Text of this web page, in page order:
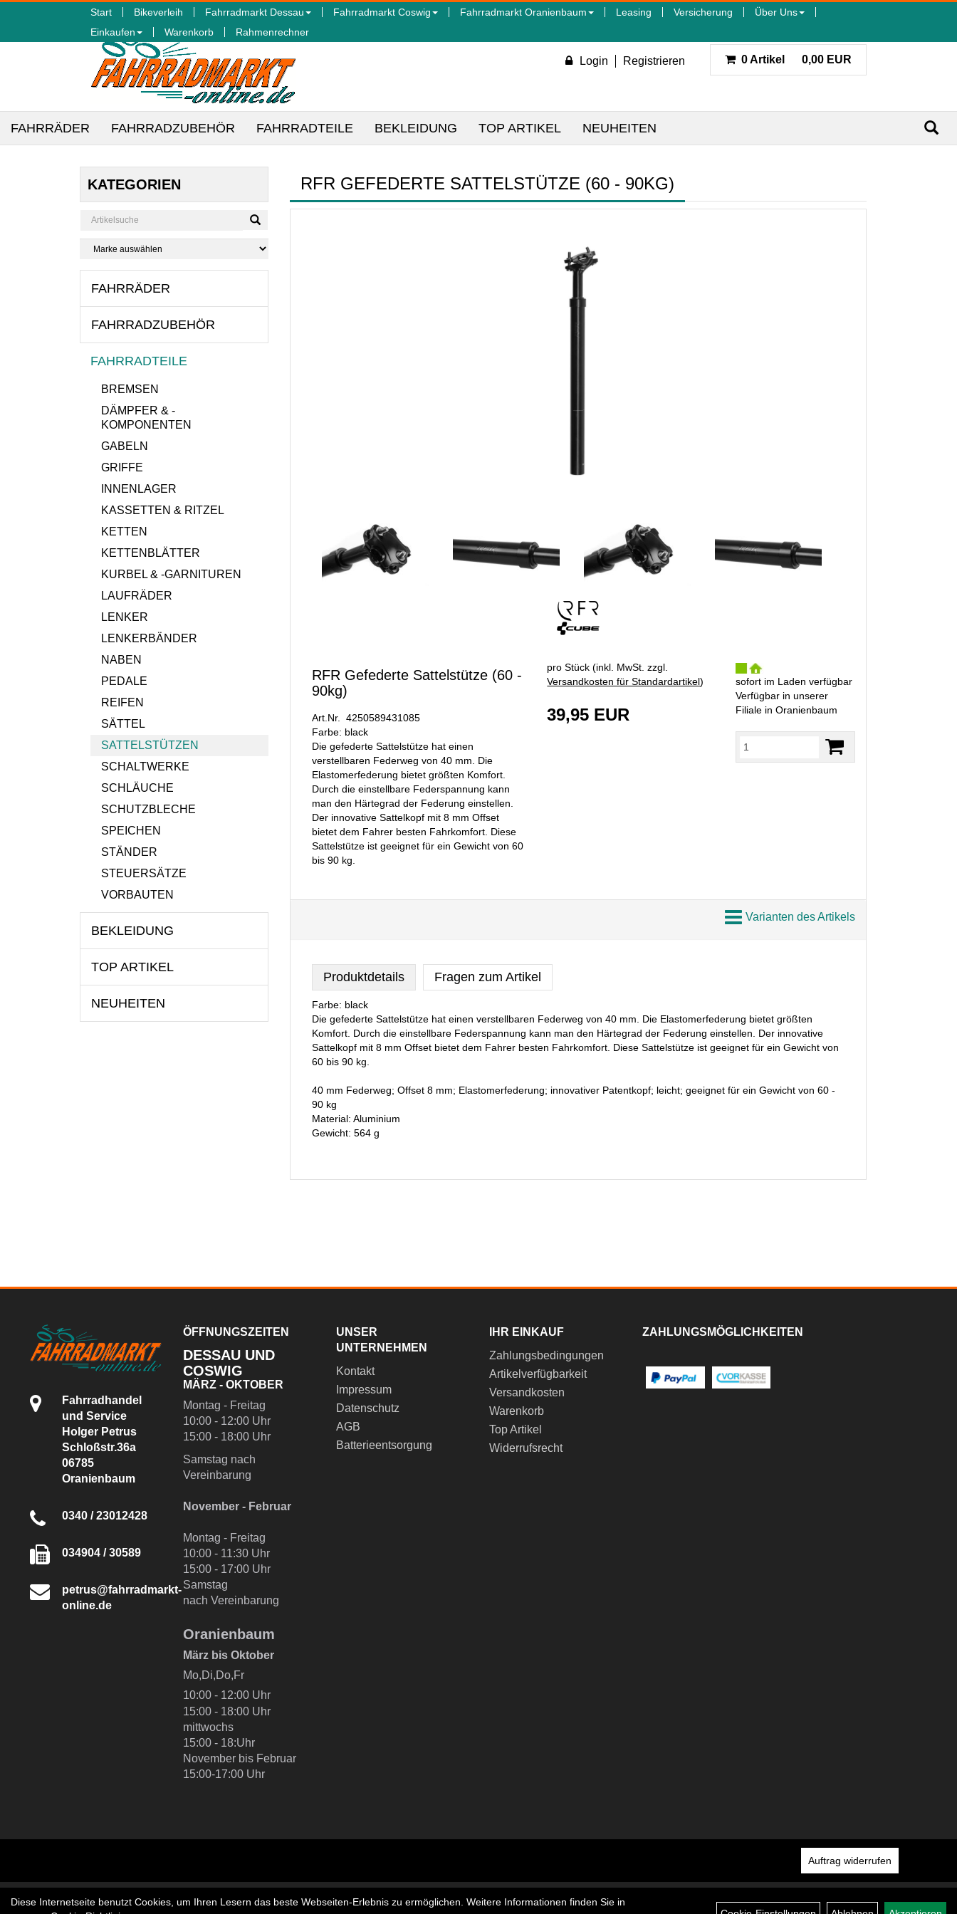
Start Bikeverleih Fahrradmarkt Dessau Fahrradmarkt Coswig Fahrradmarkt Oranienbaum Leasing Versicherung
Über Uns
Einkaufen
Warenkorb Rahmenrechner
Login Registrieren 0 Artikel 0,00 EUR
FAHRRÄDER FAHRRADZUBEHÖR FAHRRADTEILE BEKLEIDUNG TOP ARTIKEL NEUHEITEN
KATEGORIEN
FAHRRÄDER
FAHRRADZUBEHÖR
FAHRRADTEILE
BREMSEN
DÄMPFER & -
KOMPONENTEN
GABELN
GRIFFE
INNENLAGER
KASSETTEN & RITZEL
KETTEN
KETTENBLÄTTER
KURBEL & -GARNITUREN
LAUFRÄDER
LENKER
LENKERBÄNDER
NABEN
PEDALE
REIFEN
SÄTTEL
SATTELSTÜTZEN
SCHALTWERKE
SCHLÄUCHE
SCHUTZBLECHE
SPEICHEN
STÄNDER
STEUERSÄTZE
VORBAUTEN
BEKLEIDUNG
TOP ARTIKEL
NEUHEITEN
RFR GEFEDERTE SATTELSTÜTZE (60 - 90KG)
RFR Gefederte Sattelstütze (60 -
90kg)
Art.Nr. 4250589431085
Farbe: black
Die gefederte Sattelstütze hat einen
verstellbaren Federweg von 40 mm. Die
Elastomerfederung bietet größten Komfort.
Durch die einstellbare Federspannung kann
man den Härtegrad der Federung einstellen.
Der innovative Sattelkopf mit 8 mm Offset
bietet dem Fahrer besten Fahrkomfort. Diese
Sattelstütze ist geeignet für ein Gewicht von 60
bis 90 kg.
pro Stück (inkl. MwSt. zzgl.
Versandkosten für Standardartikel)
39,95 EUR
sofort im Laden verfügbar
Verfügbar in unserer
Filiale in Oranienbaum
Varianten des Artikels
Produktdetails Fragen zum Artikel
Farbe: black
Die gefederte Sattelstütze hat einen verstellbaren Federweg von 40 mm. Die Elastomerfederung bietet größten
Komfort. Durch die einstellbare Federspannung kann man den Härtegrad der Federung einstellen. Der innovative
Sattelkopf mit 8 mm Offset bietet dem Fahrer besten Fahrkomfort. Diese Sattelstütze ist geeignet für ein Gewicht von
60 bis 90 kg.
40 mm Federweg; Offset 8 mm; Elastomerfederung; innovativer Patentkopf; leicht; geeignet für ein Gewicht von 60 -
90 kg
Material: Aluminium
Gewicht: 564 g
Fahrradhandel
und Service
Holger Petrus
Schloßstr.36a
06785
Oranienbaum
0340 / 23012428
034904 / 30589
petrus@fahrradmarkt-
online.de
ÖFFNUNGSZEITEN
DESSAU UND
COSWIG
MÄRZ - OKTOBER
Montag - Freitag
10:00 - 12:00 Uhr
15:00 - 18:00 Uhr
Samstag nach
Vereinbarung
November - Februar
Montag - Freitag
10:00 - 11:30 Uhr
15:00 - 17:00 Uhr
Samstag
nach Vereinbarung
Oranienbaum
März bis Oktober
Mo,Di,Do,Fr
10:00 - 12:00 Uhr
15:00 - 18:00 Uhr
mittwochs
15:00 - 18:Uhr
November bis Februar
15:00-17:00 Uhr
UNSER
UNTERNEHMEN
Kontakt
Impressum
Datenschutz
AGB
Batterieentsorgung
IHR EINKAUF
Zahlungsbedingungen
Artikelverfügbarkeit
Versandkosten
Warenkorb
Top Artikel
Widerrufsrecht
ZAHLUNGSMÖGLICHKEITEN
Diese Internetseite benutzt Cookies, um Ihren Lesern das beste Webseiten-Erlebnis zu ermöglichen. Weitere Informationen finden Sie in
Auftrag widerrufen